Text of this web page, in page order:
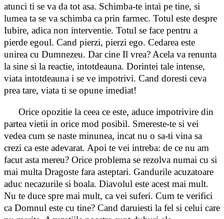
atunci ti se va da tot asa. Schimba-te intai pe tine, si
lumea ta se va schimba ca prin farmec. Totul este despre
Iubire, adica non interventie. Totul se face pentru a
pierde egoul. Cand pierzi, pierzi ego. Cedarea este
unirea cu Dumnezeu. Dar cine Il vrea? Acela va renunta
la sine si la reactie, intotdeauna. Dorintei tale intense,
viata intotdeauna i se ve impotrivi. Cand doresti ceva
prea tare, viata ti se opune imediat!
Orice opozitie la ceea ce este, aduce impotrivire din
partea vietii in orice mod posibil. Smereste-te si vei
vedea cum se naste minunea, incat nu o sa-ti vina sa
crezi ca este adevarat. Apoi te vei intreba: de ce nu am
facut asta mereu? Orice problema se rezolva numai cu si
mai multa Dragoste fara asteptari. Gandurile acuzatoare
aduc necazurile si boala. Diavolul este acest mai mult.
Nu te duce spre mai mult, ca vei suferi. Cum te verifici
ca Domnul este cu tine? Cand daruiesti la fel si celui care